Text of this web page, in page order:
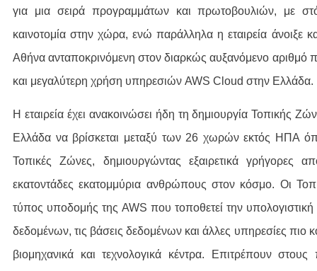
για μια σειρά προγραμμάτων και πρωτοβουλιών, με
καινοτομία στην χώρα, ενώ παράλληλα η εταιρεία άνοιξε
Αθήνα ανταποκρινόμενη στον διαρκώς αυξανόμενο αριθμό
και μεγαλύτερη χρήση υπηρεσιών AWS Cloud στην Ελλάδα.
Η εταιρεία έχει ανακοινώσει ήδη τη δημιουργία Τοπικής
Ελλάδα να βρίσκεται μεταξύ των 26 χωρών εκτός ΗΠΑ
Τοπικές Ζώνες, δημιουργώντας εξαιρετικά γρήγορες
εκατοντάδες εκατομμύρια ανθρώπους στον κόσμο. Οι
τύπος υποδομής της AWS που τοποθετεί την
δεδομένων, τις βάσεις δεδομένων και άλλες υπηρεσίες πιο
βιομηχανικά και τεχνολογικά κέντρα. Επιτρέπουν